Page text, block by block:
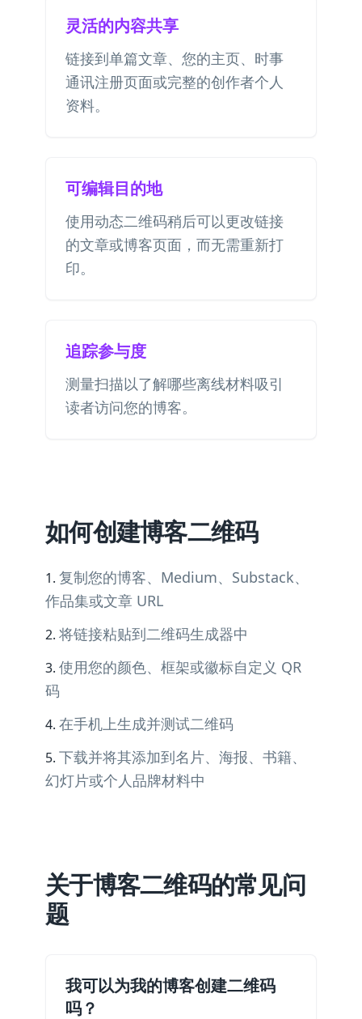
灵活的内容共享
链接到单篇文章、您的主页、时事
通讯注册页面或完整的创作者个人
资料。
可编辑目的地
使用动态二维码稍后可以更改链接
的文章或博客页面，而无需重新打
印。
追踪参与度
测量扫描以了解哪些离线材料吸引
读者访问您的博客。
如何创建博客二维码
复制您的博客、Medium、Substack、
作品集或文章 URL
将链接粘贴到二维码生成器中
使用您的颜色、框架或徽标自定义 QR
码
在手机上生成并测试二维码
下载并将其添加到名片、海报、书籍、
幻灯片或个人品牌材料中
关于博客二维码的常见问
题
我可以为我的博客创建二维码
吗？